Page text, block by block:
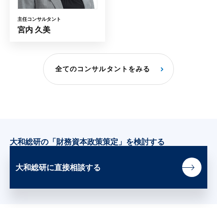
主任コンサルタント
宮内 久美
全てのコンサルタントをみる
大和総研の「財務資本政策策定」を検討する
大和総研に直接相談する